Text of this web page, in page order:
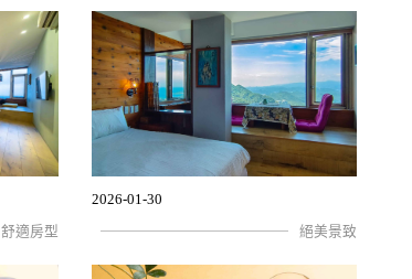
舒適房型
2026-01-30
絕美景致